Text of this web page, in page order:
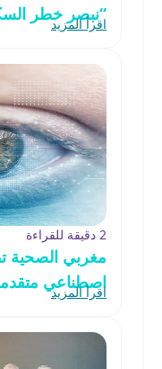
“نبصر خطر
اقرأ المزيد
2 دقيقة للقراءة
مغربي الصحية
اصطناعي
اقرأ المزيد